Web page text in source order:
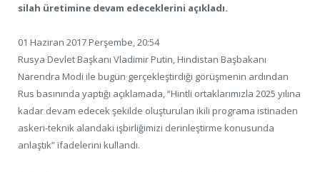
silah üretimine devam edeceklerini açıkladı.
01 Haziran 2017 Perşembe, 20:54
Rusya Devlet Başkanı Vladimir Putin, Hindistan Başbakanı
Narendra Modi ile bugün gerçekleştirdiği görüşmenin ardından
Rus basınında yaptığı açıklamada, “Hintli ortaklarımızla 2025 yılına
kadar devam edecek şekilde oluşturulan ikili programa istinaden
askeri-teknik alandaki işbirliğimizi derinleştirme konusunda
anlaştık” ifadelerini kullandı.